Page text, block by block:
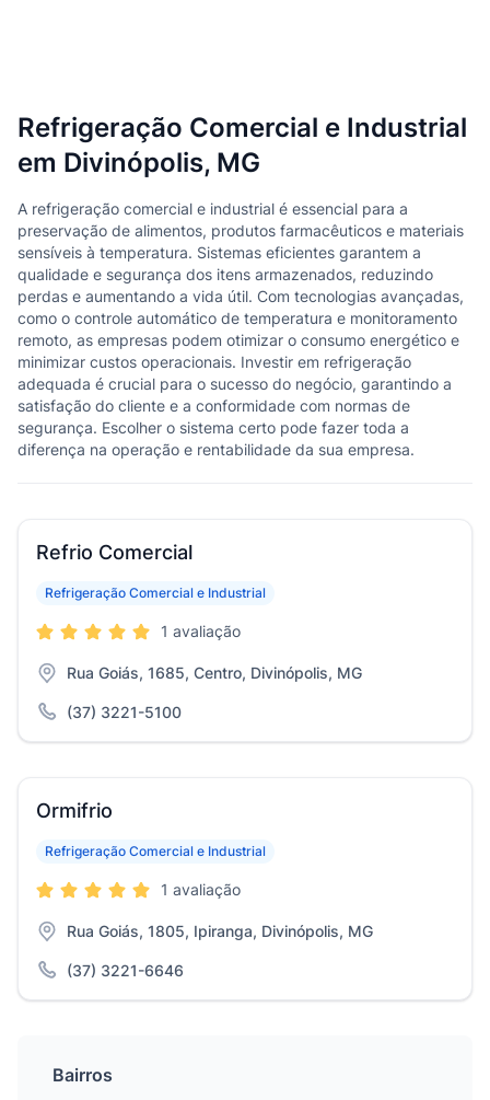
Refrigeração Comercial e Industrial
em Divinópolis, MG
A refrigeração comercial e industrial é essencial para a
preservação de alimentos, produtos farmacêuticos e materiais
sensíveis à temperatura. Sistemas eficientes garantem a
qualidade e segurança dos itens armazenados, reduzindo
perdas e aumentando a vida útil. Com tecnologias avançadas,
como o controle automático de temperatura e monitoramento
remoto, as empresas podem otimizar o consumo energético e
minimizar custos operacionais. Investir em refrigeração
adequada é crucial para o sucesso do negócio, garantindo a
satisfação do cliente e a conformidade com normas de
segurança. Escolher o sistema certo pode fazer toda a
diferença na operação e rentabilidade da sua empresa.
Refrio Comercial
Refrigeração Comercial e Industrial
1 avaliação
Rua Goiás, 1685, Centro, Divinópolis, MG
(37) 3221-5100
Ormifrio
Refrigeração Comercial e Industrial
1 avaliação
Rua Goiás, 1805, Ipiranga, Divinópolis, MG
(37) 3221-6646
Bairros